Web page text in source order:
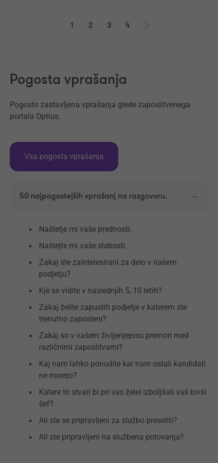
1 2 3
4
Pogosta vprašanja
Pogosto zastavljena vprašanja glede zaposlitvenega
portala Optius.
Vsa pogosta vprašanja
50 najpogostejših vprašanj na razgovoru.
Naštetje mi vaše prednosti.
Naštejte mi vaše slabosti.
Zakaj ste zainteresirani za delo v našem
podjetju?
Kje se vidite v naslednjih 5, 10 letih?
Zakaj želite zapustiti podjetje v katerem ste
trenutno zaposleni?
Zakaj so v vašem življenjepisu premori med
različnimi zaposlitvami?
Kaj nam lahko ponudite kar nam ostali kandidati
ne morejo?
Katere tri stvari bi pri vas želel izboljšati vaš bivši
šef?
Ali ste se pripravljeni za službo preseliti?
Ali ste pripravljeni na službena potovanja?